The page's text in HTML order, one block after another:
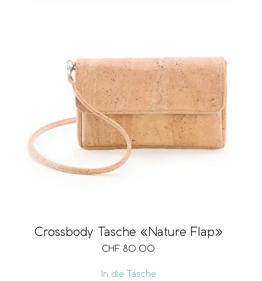
Crossbody Tasche «Nature Flap»
CHF 80.00
In die Tasche